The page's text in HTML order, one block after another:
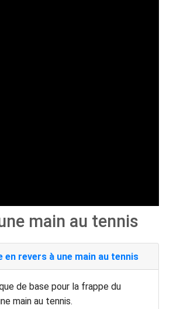
main au tennis
en revers à une main au tennis
de base pour la frappe du
main au tennis.